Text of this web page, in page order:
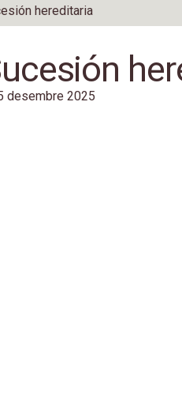
hereditaria
desembre 2025